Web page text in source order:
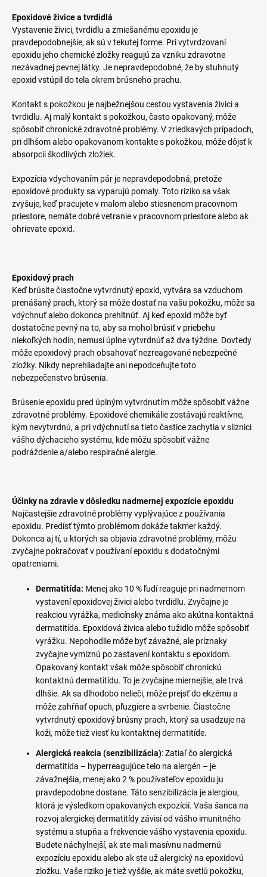
Epoxidové živice a tvrdidlá
Vystavenie živici, tvrdidlu a zmiešanému epoxidu je
pravdepodobnejšie, ak sú v tekutej forme. Pri vytvrdzovaní
epoxidu jeho chemické zložky reagujú za vzniku zdravotne
nezávadnej pevnej látky. Je nepravdepodobné, že by stuhnutý
epoxid vstúpil do tela okrem brúsneho prachu.
Kontakt s pokožkou je najbežnejšou cestou vystavenia živici a
tvrdidlu. Aj malý kontakt s pokožkou, často opakovaný, môže
spôsobiť chronické zdravotné problémy. V zriedkavých prípadoch,
pri dlhšom alebo opakovanom kontakte s pokožkou, môže dôjsť k
absorpcii škodlivých zložiek.
Expozícia vdychovaním pár je nepravdepodobná, pretože
epoxidové produkty sa vyparujú pomaly. Toto riziko sa však
zvyšuje, keď pracujete v malom alebo stiesnenom pracovnom
priestore, nemáte dobré vetranie v pracovnom priestore alebo ak
ohrievate epoxid.
Epoxidový prach
Keď brúsite čiastočne vytvrdnutý epoxid, vytvára sa vzduchom
prenášaný prach, ktorý sa môže dostať na vašu pokožku, môže sa
vdýchnuť alebo dokonca prehltnúť. Aj keď epoxid môže byť
dostatočne pevný na to, aby sa mohol brúsiť v priebehu
niekoľkých hodín, nemusí úplne vytvrdnúť až dva týždne. Dovtedy
môže epoxidový prach obsahovať nezreagované nebezpečné
zložky. Nikdy neprehliadajte ani nepodceňujte toto
nebezpečenstvo brúsenia.
Brúsenie epoxidu pred úplným vytvrdnutím môže spôsobiť vážne
zdravotné problémy. Epoxidové chemikálie zostávajú reaktívne,
kým nevytvrdnú, a pri vdýchnutí sa tieto častice zachytia v sliznici
vášho dýchacieho systému, kde môžu spôsobiť vážne
podráždenie a/alebo respiračné alergie.
Účinky na zdravie v dôsledku nadmernej expozície epoxidu
Najčastejšie zdravotné problémy vyplývajúce z používania
epoxidu. Predísť týmto problémom dokáže takmer každý.
Dokonca aj tí, u ktorých sa objavia zdravotné problémy, môžu
zvyčajne pokračovať v používaní epoxidu s dodatočnými
opatreniami.
Dermatitída: Menej ako 10 % ľudí reaguje pri nadmernom
vystavení epoxidovej živici alebo tvrdidlu. Zvyčajne je
reakciou vyrážka, medicínsky známa ako akútna kontaktná
dermatitída. Epoxidová živica alebo tužidlo môže spôsobiť
vyrážku. Nepohodlie môže byť závažné, ale príznaky
zvyčajne vymiznú po zastavení kontaktu s epoxidom.
Opakovaný kontakt však môže spôsobiť chronickú
kontaktnú dermatitídu. To je zvyčajne miernejšie, ale trvá
dlhšie. Ak sa dlhodobo nelieči, môže prejsť do ekzému a
môže zahŕňať opuch, pľuzgiere a svrbenie. Čiastočne
vytvrdnutý epoxidový brúsny prach, ktorý sa usadzuje na
koži, môže tiež viesť ku kontaktnej dermatitíde.
Alergická reakcia (senzibilizácia): Zatiaľ čo alergická
dermatitída – hyperreagujúce telo na alergén – je
závažnejšia, menej ako 2 % používateľov epoxidu ju
pravdepodobne dostane. Táto senzibilizácia je alergiou,
ktorá je výsledkom opakovaných expozícií. Vaša šanca na
rozvoj alergickej dermatitídy závisí od vášho imunitného
systému a stupňa a frekvencie vášho vystavenia epoxidu.
Budete náchylnejší, ak ste mali masívnu nadmernú
expozíciu epoxidu alebo ak ste už alergický na epoxidovú
zložku. Vaše riziko je tiež vyššie, ak máte svetlú pokožku,